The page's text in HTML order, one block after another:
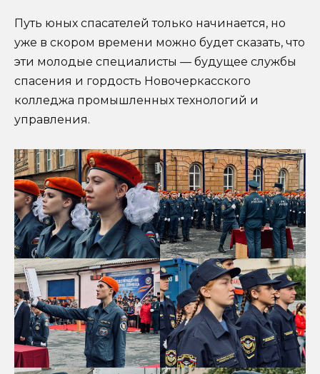
Путь юных спасателей только начинается, но
уже в скором времени можно будет сказать, что
эти молодые специалисты — будущее службы
спасения и гордость Новочеркасского
колледжа промышленных технологий и
управления.